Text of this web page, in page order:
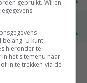
€ 345,00
gebruikt. Wij en
U kunt
hieronder te
het sitemenu naar
in te trekken via de